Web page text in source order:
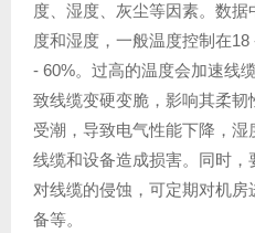
度、湿度、灰尘等因素。数
度和湿度，一般温度控制在
- 60%。过高的温度会加速线
致线缆变硬变脆，影响其柔
受潮，导致电气性能下降，
线缆和设备造成损害。同时
对线缆的侵蚀，可定期对机
备等。